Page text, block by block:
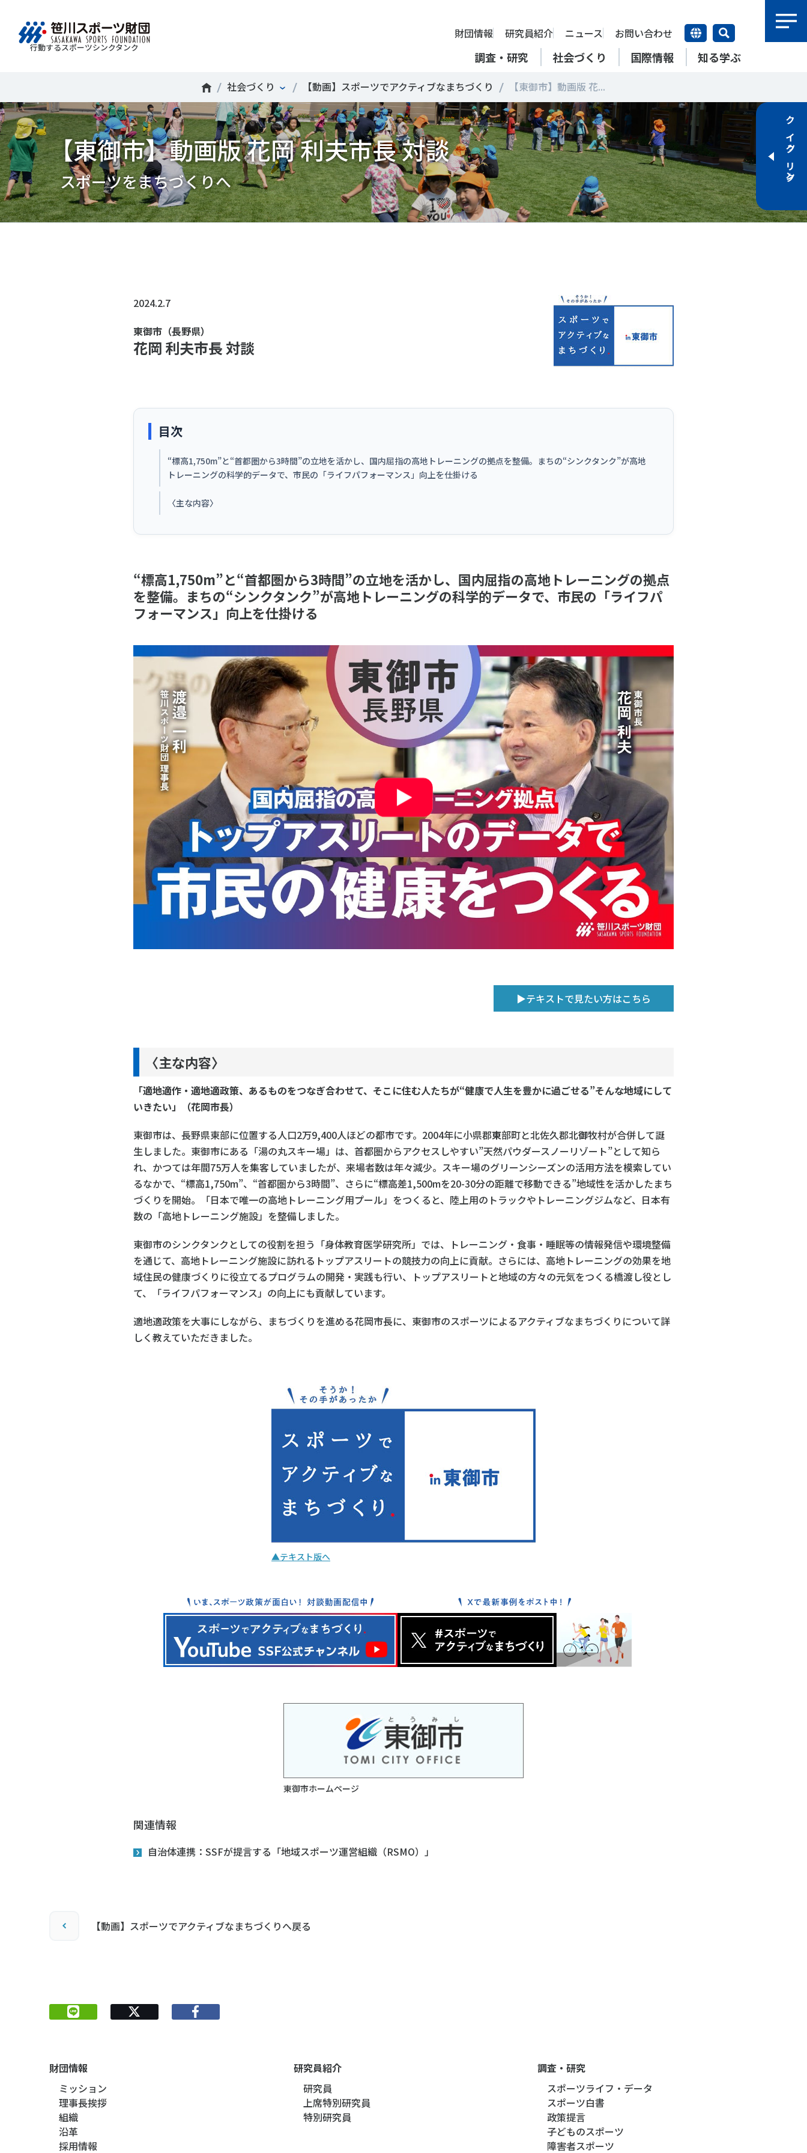
行動するスポーツシンクタンク
調査・研究 社会づくり 国際情報 知る学ぶ
財団情報 研究員紹介 ニュース お問い合わせ
財団情報
ミッション
理事長挨拶
組織
沿革
採用情報
情報公開
アクセス
SSF Guidebook
研究員紹介
研究員
上席特別研究員
特別研究員
スポーツアカデミー
国際情報
諸外国のスポーツ政策
諸外国のスポーツ情報（アメリカ）
諸外国のスポーツ情報（オーストラリア
お問い合わせ・お申し込み
メールマガジン
「SSFニュース」
会員登録
アクセス
個人情報保護方針 ソーシャルメディア運営方針
＃誰が子どものスポーツをささえるのか ＃部活動 ＃アクティブなまちづくり ＃日本人の身体活動と健康寿命 ＃障害者スポーツ ＃スポーツ基本計画
＃競技人口 ＃高齢者スポーツ ＃差別とダイバーシティ
スポーツ政策・予算
スポーツ振興団体との連携
なまちづくり
スポーツ 歴史の検証
スポーツ辞典
Mission＆Visionの達成に向けさまざまな
研究調査活動を行います。客観的な分
析・研究に基づく実現性のある政策提言
につなげています。
スポーツライフ・データ
スポーツ白書
政策提言
子どものスポーツ
障害者スポーツ
スポーツによるまちづくり
スポーツ・ガバナンス
スポーツボランティア
スポーツ政策・予算
健康とスポーツ
その他
調査一覧
【動画】スポーツでアクティブ
なまちづくり
新たな地域スポーツプラットフォーム
RSMO 地域スポーツ運営組織
運動部活動の実態と地域展開・
地域移行
自治体・スポーツ組織・企業・教育機関等と連携し、スポー
ツ推進計画の策定やスポーツ振興、地域課題の解決につなが
る取り組みを共同で実践しています。
アクティブシティ
自治体との連携
各教育機関との連携
スポーツ振興団体との連携
セミナー
【動画】スポーツでアクティブなまちづくり
チャレンジデー30年の取り組み
アクティブチャレンジ
スポーツ・ライフデータ
運動部活動の実態と地域展開・
地域移行
「スポーツ・フォー・オール」の理念を共有する国際機関や
日本国外の組織との連携、国際会議での研究成果の発表など
を行います。また、諸外国のスポーツ政策の比較、研究、情
報収集に積極的に取り組んでいます。
国際機関との連携
諸外国のスポーツ政策
諸外国のスポーツ事情
SSF研究員による国際情報コラム
SSFの英語版WEBサイト
SSFとできること
自治体／行政機関の方へ
SSFとできること
研究機関／競技団体の方へ
日本のスポーツ政策についての論考、部
活動やこどもの運動実施率などのスポー
ツ界の諸問題に関するコラム、スポーツ
史に残る貴重な証言など、様々な読み物
コンテンツを作成し、スポーツの果たす
べき役割を考察しています。
運動部活動の実態と地域展開・地域
移行
スポーツ時事問題
SPORT TOPICS
障害者のスポーツの日常化
誰もがささえやすい子どものスポー
ツの環境づくり
スポーツ辞典
スポーツ 歴史の検証
SPORT POLICY INCUBATOR―スポ
ーツ政策の『卵』―
SSF BOOKS
広報・出版
投票・クイズ
新型コロナウイルスとスポーツ
SSFとできること
自治体／行政機関の方へ
SSFとできること
研究機関／競技団体の方へ
SSFとできること
学生／大学生の方へ
クイックリンク
社会づくり 【動画】スポーツでアクティブなまちづくり 【東御市】動画版 花...
【東御市】動画版 花岡 利夫市長 対談
スポーツをまちづくりへ
2024.2.7
東御市（長野県）
花岡 利夫市長 対談
目次
“標高1,750m”と“首都圏から3時間”の立地を活かし、国内屈指の高地トレーニングの拠点を整備。まちの“シンクタンク”が高地
トレーニングの科学的データで、市民の「ライフパフォーマンス」向上を仕掛ける
〈主な内容〉
“標高1,750m”と“首都圏から3時間”の立地を活かし、国内屈指の高地トレーニングの拠点
を整備。まちの“シンクタンク”が高地トレーニングの科学的データで、市民の「ライフパ
フォーマンス」向上を仕掛ける
▶テキストで見たい方はこちら
〈主な内容〉
「適地適作・適地適政策、あるものをつなぎ合わせて、そこに住む人たちが“健康で人生を豊かに過ごせる”そんな地域にして
いきたい」（花岡市長）
東御市は、長野県東部に位置する人口2万9,400人ほどの都市です。2004年に小県郡東部町と北佐久郡北御牧村が合併して誕
生しました。東御市にある「湯の丸スキー場」は、首都圏からアクセスしやすい”天然パウダースノーリゾート”として知ら
れ、かつては年間75万人を集客していましたが、来場者数は年々減少。スキー場のグリーンシーズンの活用方法を模索してい
るなかで、“標高1,750m”、“首都圏から3時間”、さらに“標高差1,500mを20-30分の距離で移動できる”地域性を活かしたまち
づくりを開始。「日本で唯一の高地トレーニング用プール」をつくると、陸上用のトラックやトレーニングジムなど、日本有
数の「高地トレーニング施設」を整備しました。
東御市のシンクタンクとしての役割を担う「身体教育医学研究所」では、トレーニング・食事・睡眠等の情報発信や環境整備
を通じて、高地トレーニング施設に訪れるトップアスリートの競技力の向上に貢献。さらには、高地トレーニングの効果を地
域住民の健康づくりに役立てるプログラムの開発・実践も行い、トップアスリートと地域の方々の元気をつくる橋渡し役とし
て、「ライフパフォーマンス」の向上にも貢献しています。
適地適政策を大事にしながら、まちづくりを進める花岡市長に、東御市のスポーツによるアクティブなまちづくりについて詳
しく教えていただきました。
▲テキスト版へ
東御市ホームページ
関連情報
自治体連携：SSFが提言する「地域スポーツ運営組織（RSMO）」
【動画】スポーツでアクティブなまちづくりへ戻る
財団情報
ミッション
理事長挨拶
組織
沿革
採用情報
研究員紹介
研究員
上席特別研究員
特別研究員
調査・研究
スポーツライフ・データ
スポーツ白書
政策提言
子どものスポーツ
障害者スポーツ